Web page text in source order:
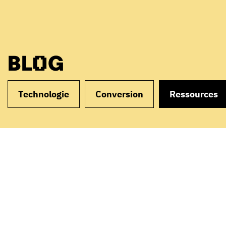
BLOG
Technologie Conversion Ressources